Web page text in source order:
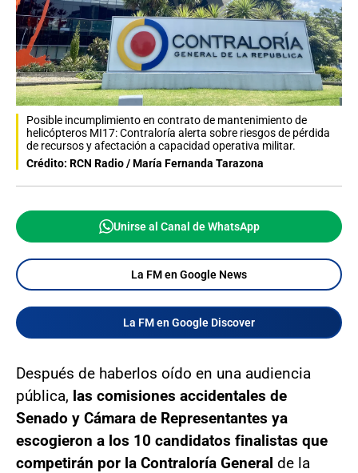
Posible incumplimiento en contrato de mantenimiento de
helicópteros MI17: Contraloría alerta sobre riesgos de pérdida
de recursos y afectación a capacidad operativa militar.
Crédito: RCN Radio / María Fernanda Tarazona
Unirse al Canal de WhatsApp
La FM en Google News
La FM en Google Discover
Después de haberlos oído en una audiencia
pública, las comisiones accidentales de
Senado y Cámara de Representantes ya
escogieron a los 10 candidatos finalistas que
competirán por la Contraloría General de la